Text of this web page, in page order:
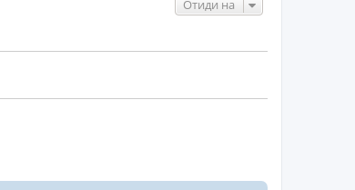
Отиди на